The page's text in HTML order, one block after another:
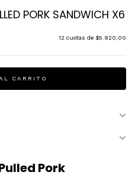
PORK SANDWICH X6
12 cuotas de $5.920,00
Pork